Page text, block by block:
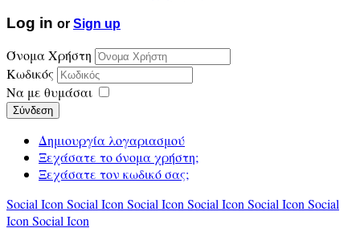
Log in or Sign up
Όνομα Χρήστη
Κωδικός
Να με θυμάσαι
Σύνδεση
Δημιουργία λογαριασμού
Ξεχάσατε το όνομα χρήστη;
Ξεχάσατε τον κωδικό σας;
Social IconSocial IconSocial IconSocial IconSocial IconSocial
IconSocial Icon